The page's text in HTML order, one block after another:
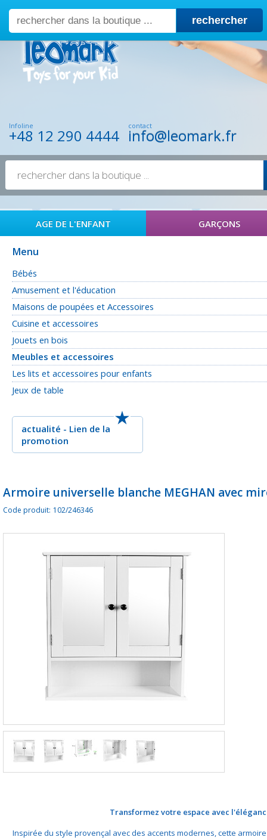
rechercher
Infoline
+48 12 290 4444
contact
info@leomark.fr
AGE DE L'ENFANT GARÇONS
Menu
Bébés
Amusement et l'éducation
Maisons de poupées et Accessoires
Cuisine et accessoires
Jouets en bois
Meubles et accessoires
Les lits et accessoires pour enfants
Jeux de table
actualité - Lien de la
promotion
Armoire universelle blanche MEGHAN avec
Code produit: 102/246346
Transformez votre espace avec
Inspirée du style provençal avec des accents modernes, cette